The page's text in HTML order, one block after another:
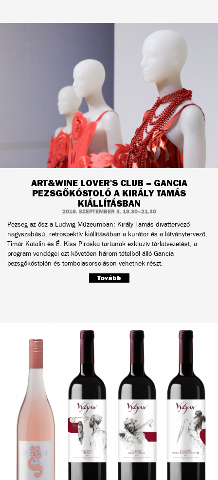
ART&WINE LOVER'S CLUB – GANCIA
PEZSGŐKÓSTOLÓ A KIRÁLY TAMÁS
KIÁLLÍTÁSBAN
2019. SZEPTEMBER 3. 18.30–21.30
Pezseg az ősz a Ludwig Múzeumban: Király Tamás divattervező
nagyszabású, retrospektív kiállításában a kurátor és a látványtervező,
Timár Katalin és É. Kiss Piroska tartanak exkluzív tárlatvezetést, a
program vendégei ezt követően három tételből álló Gancia
pezsgőkóstolón és tombolasorsoláson vehetnek részt.
Tovább